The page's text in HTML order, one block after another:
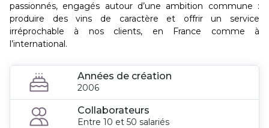
passionnés, engagés autour d’une ambition commune :
produire des vins de caractère et offrir un service
irréprochable à nos clients, en France comme à
l’international.
Années de création
2006
Collaborateurs
Entre 10 et 50 salariés